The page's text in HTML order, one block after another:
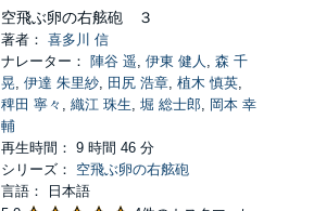
空飛ぶ卵の右舷砲 ３
著者： 喜多川 信
ナレーター： 陣谷 遥, 伊東 健人 , 森 千
晃, 伊達 朱里紗, 田尻 浩章, 植木 慎英,
稗田 寧々 , 織江 珠生, 堀 総士郎, 岡本 幸
輔
再生時間： 9 時間 46 分
シリーズ： 空飛ぶ卵の右舷砲
言語： 日本語